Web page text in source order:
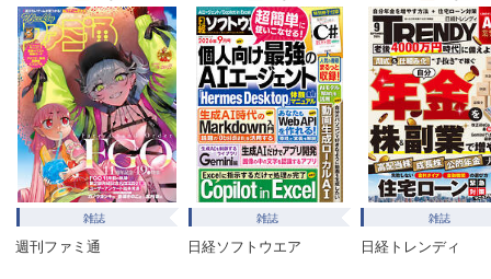
838円 (税込)
カート
試し読み
あらすじを表示する
写真ライフ2020年10月号
838円 (税込)
カート
試し読み
雑誌
週刊ファミ通
雑誌
日経ソフトウエア
雑誌
日経トレンディ